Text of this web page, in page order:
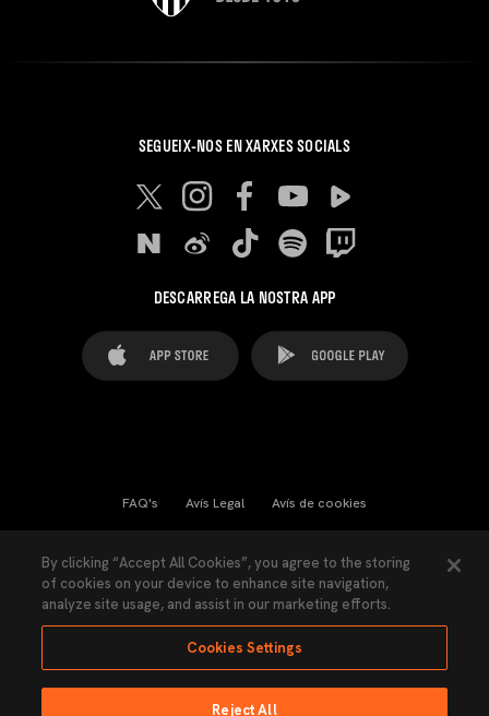
SEGUEIX-NOS EN XARXES SOCIALS
DESCARREGA LA NOSTRA APP
FAQ's Avís Legal Avís de cookies
Llei de Transparència Política de Privacitat
Accessibilitat
By clicking “Accept All Cookies”, you agree to the storing
of cookies on your device to enhance site navigation,
analyze site usage, and assist in our marketing efforts.
Cookies Settings
Reject All